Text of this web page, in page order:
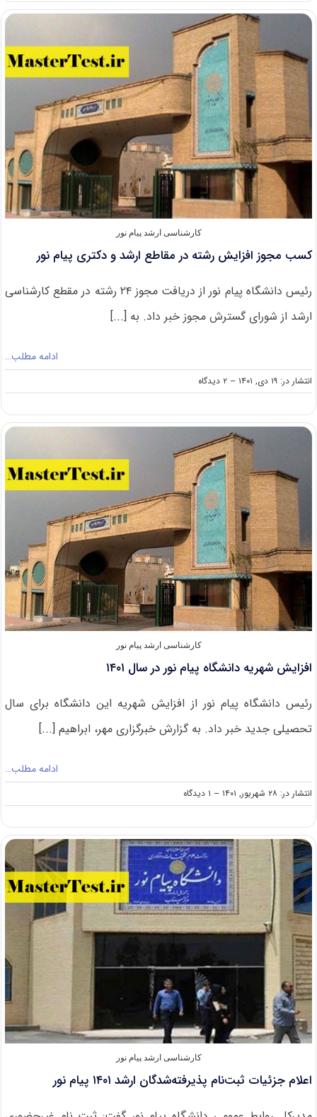
کارشناسی
ارشد
بدون
کنکور
دانشگاه
پیام
نور
۱۴۰۲
کارشناسی ارشد پیام نور
کسب مجوز افزایش رشته در مقاطع ارشد و دکتری پیام نور
رئیس دانشگاه پیام نور از دریافت مجوز ۲۴ رشته در مقطع کارشناسی
ارشد از شورای گسترش مجوز خبر داد. به [...]
ادامه مطلب…
انتشار در: ۱۹ دی, ۱۴۰۱ -- ۲ دیدگاه
on
کسب
افزایش
در
مقاطع
ارشد
و
دکتری
پیام
نور
کارشناسی ارشد پیام نور
افزایش شهریه دانشگاه پیام نور در سال ۱۴۰۱
رئیس دانشگاه پیام نور از افزایش شهریه این دانشگاه برای سال
تحصیلی جدید خبر داد. به گزارش خبرگزاری مهر، ابراهیم [...]
ادامه مطلب…
انتشار در: ۲۸ شهریور, ۱۴۰۱ -- ۱ دیدگاه
on
افزایش
دانشگاه
پیام
نور
در
سال
۱۴۰۱
کارشناسی ارشد پیام نور
اعلام جزئیات ثبت‌نام پذیرفته‌شدگان ارشد ۱۴۰۱ پیام نور